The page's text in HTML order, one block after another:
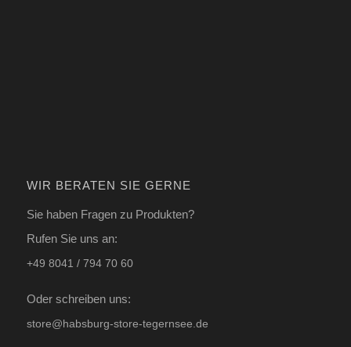
WIR BERATEN SIE GERNE
Sie haben Fragen zu Produkten?
Rufen Sie uns an:
+49 8041 / 794 70 60
Oder schreiben uns:
store@habsburg-store-tegernsee.de